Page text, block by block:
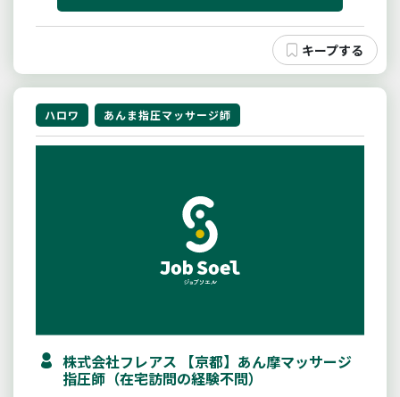
ハロワ あんま指圧マッサージ師
株式会社フレアス 【京都】あん摩マッサージ
指圧師（在宅訪問の経験不問）